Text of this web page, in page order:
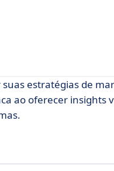
estratégias de
ao oferecer insights